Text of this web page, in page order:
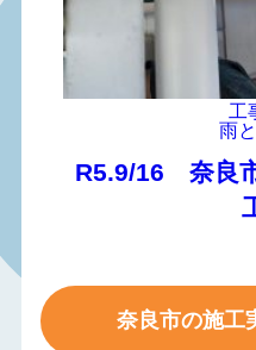
工
雨
R5.9/16 奈良
奈良市の施工